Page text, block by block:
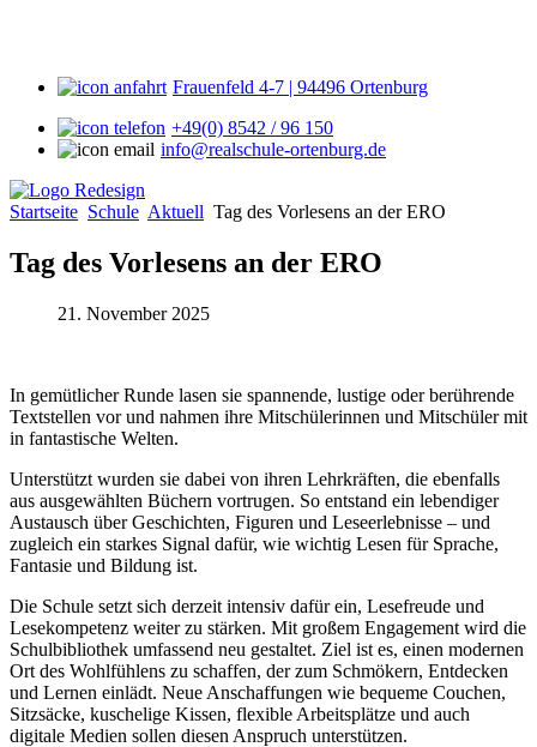
Frauenfeld 4-7 | 94496 Ortenburg
+49(0) 8542 / 96 150
info@realschule-ortenburg.de
Startseite Schule Aktuell Tag des Vorlesens an der ERO
Tag des Vorlesens an der ERO
21. November 2025
In gemütlicher Runde lasen sie spannende, lustige oder berührende
Textstellen vor und nahmen ihre Mitschülerinnen und Mitschüler mit
in fantastische Welten.
Unterstützt wurden sie dabei von ihren Lehrkräften, die ebenfalls
aus ausgewählten Büchern vortrugen. So entstand ein lebendiger
Austausch über Geschichten, Figuren und Leseerlebnisse – und
zugleich ein starkes Signal dafür, wie wichtig Lesen für Sprache,
Fantasie und Bildung ist.
Die Schule setzt sich derzeit intensiv dafür ein, Lesefreude und
Lesekompetenz weiter zu stärken. Mit großem Engagement wird die
Schulbibliothek umfassend neu gestaltet. Ziel ist es, einen modernen
Ort des Wohlfühlens zu schaffen, der zum Schmökern, Entdecken
und Lernen einlädt. Neue Anschaffungen wie bequeme Couchen,
Sitzsäcke, kuschelige Kissen, flexible Arbeitsplätze und auch
digitale Medien sollen diesen Anspruch unterstützen.